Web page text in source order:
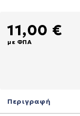
11,00 €
με ΦΠΑ
Περιγραφή